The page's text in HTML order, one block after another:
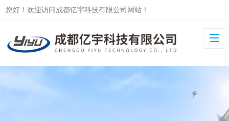
您好！欢迎访问成都亿宇科技有限公司网站！